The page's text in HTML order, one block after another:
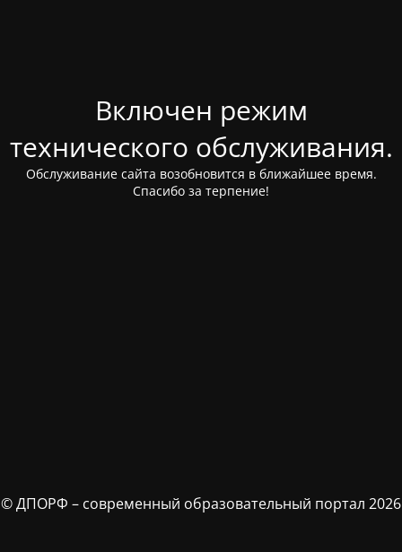
Включен режим
технического обслуживания.
Обслуживание сайта возобновится в ближайшее время.
Спасибо за терпение!
© ДПОРФ – современный образовательный портал 2026